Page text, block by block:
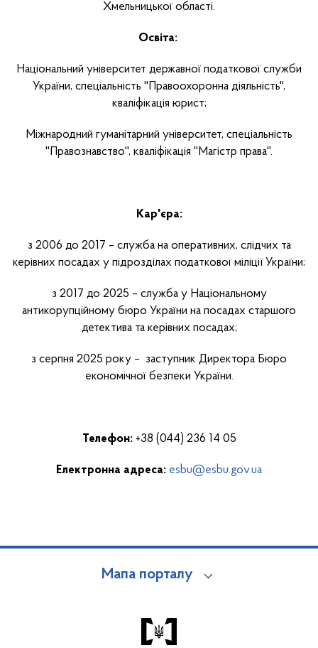
Хмельницької області.
Освіта:
Національний університет державної податкової служби
України, спеціальність "Правоохоронна діяльність",
кваліфікація юрист;
Міжнародний гуманітарний університет, спеціальність
"Правознавство", кваліфікація "Магістр права".
Кар'єра:
з 2006 до 2017 – служба на оперативних, слідчих та
керівних посадах у підрозділах податкової міліції України;
з 2017 до 2025 – служба у Національному
антикорупційному бюро України на посадах старшого
детектива та керівних посадах;
з серпня 2025 року – заступник Директора Бюро
економічної безпеки України.
Телефон:+38 (044) 236 14 05
Електронна адреса: esbu@esbu.gov.ua
Мапа порталу